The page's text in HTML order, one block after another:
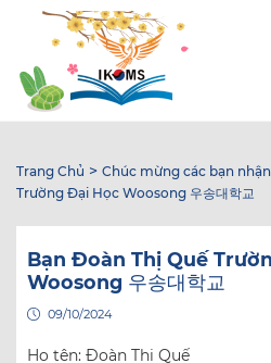
dung
Trang Chủ > Chúc mừng các bạn
Trường Đại Học Woosong 우송대학교
Bạn Đoàn Thị Quế
Woosong 우송대학교
09/10/2024
Họ tên: Đoàn Thị Quế